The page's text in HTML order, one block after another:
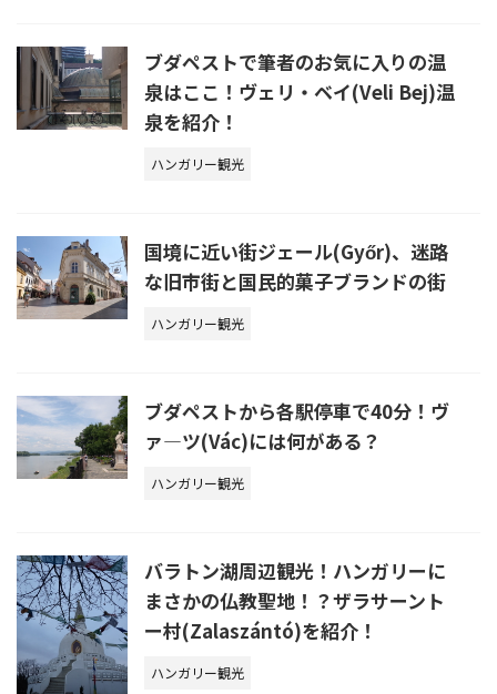
ブダペストで筆者のお気に入りの温
泉はここ！ヴェリ・ベイ(Veli Bej)温
泉を紹介！
ハンガリー観光
国境に近い街ジェール(Győr)、迷路
な旧市街と国民的菓子ブランドの街
ハンガリー観光
ブダペストから各駅停車で40分！ヴ
ァ―ツ(Vác)には何がある？
ハンガリー観光
バラトン湖周辺観光！ハンガリーに
まさかの仏教聖地！？ザラサーント
ー村(Zalaszántó)を紹介！
ハンガリー観光